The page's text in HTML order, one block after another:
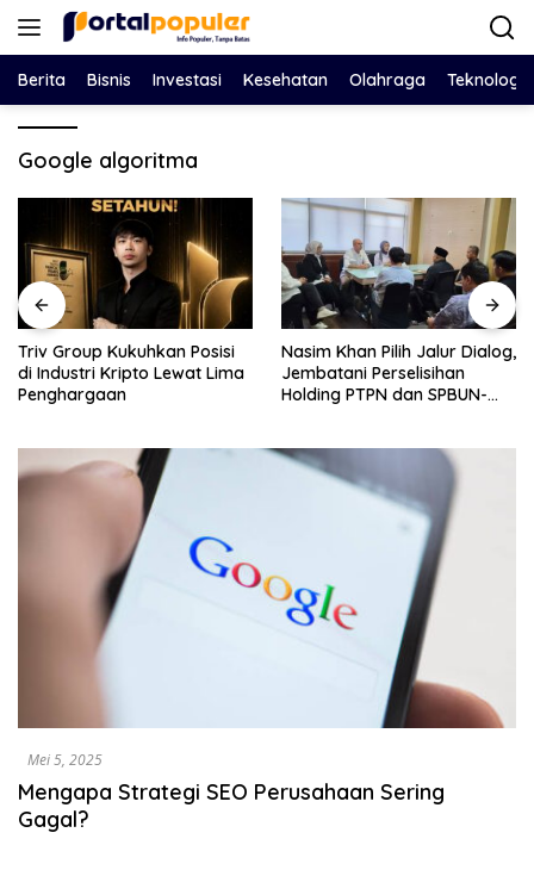
Langsung
Berita Bisnis Investasi Kesehatan Olahraga Teknologi
Google algoritma
Triv Group Kukuhkan Posisi
di Industri Kripto Lewat Lima
Penghargaan
Nasim Khan Pilih Jalur Dialog,
Jembatani Perselisihan
Holding PTPN dan SPBUN-
Mei 5, 2025
Mengapa Strategi SEO Perusahaan Sering
Gagal?